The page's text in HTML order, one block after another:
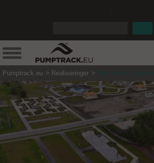
Pumptrack.eu Realiseringer Pumptrack Chęciny